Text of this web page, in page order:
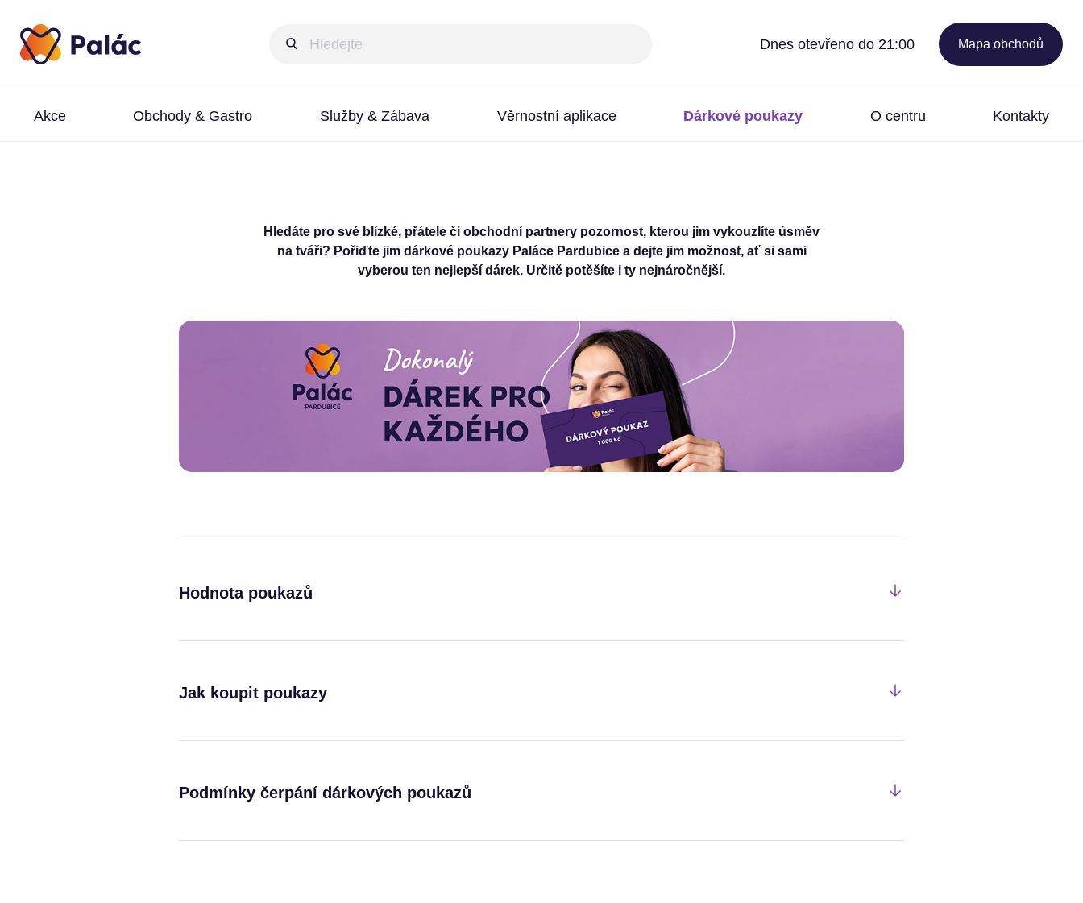
Mapa obchodů
Dnes otevřeno do 21:00
Akce Obchody & Gastro Služby & Zábava Věrnostní aplikace Dárkové poukazy O centru Kontakty
Hledáte pro své blízké, přátele či obchodní partnery pozornost, kterou jim vykouzlíte úsměv
na tváři? Pořiďte jim dárkové poukazy Paláce Pardubice a dejte jim možnost, ať si sami
vyberou ten nejlepší dárek. Určitě potěšíte i ty nejnáročnější.
Hodnota poukazů
Jak koupit poukazy
Podmínky čerpání dárkových poukazů